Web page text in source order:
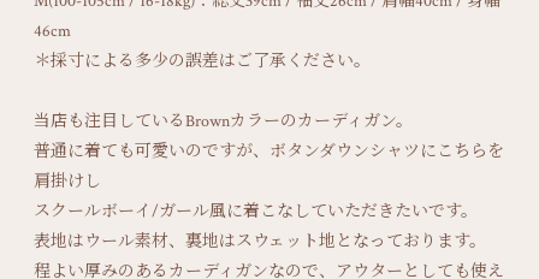
46cm
＊採寸による多少の誤差はご了承ください。
当店も注目しているBrownカラーのカーディガン。
普通に着ても可愛いのですが、ボタンダウンシャツにこちらを
肩掛けし
スクールボーイ/ガール風に着こなしていただきたいです。
表地はウール素材、裏地はスウェット地となっております。
程よい厚みのあるカーディガンなので、アウターとしても使え